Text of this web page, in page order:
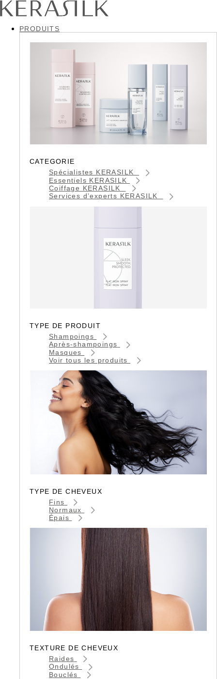
PRODUITS
CATEGORIE
Spécialistes KERASILK
Essentiels KERASILK
Coiffage KERASILK
Services d’experts KERASILK
TYPE DE PRODUIT
Shampoings
Après-shampoings
Masques
Voir tous les produits
TYPE DE CHEVEUX
Fins
Normaux
Épais
TEXTURE DE CHEVEUX
Raides
Ondulés
Bouclés